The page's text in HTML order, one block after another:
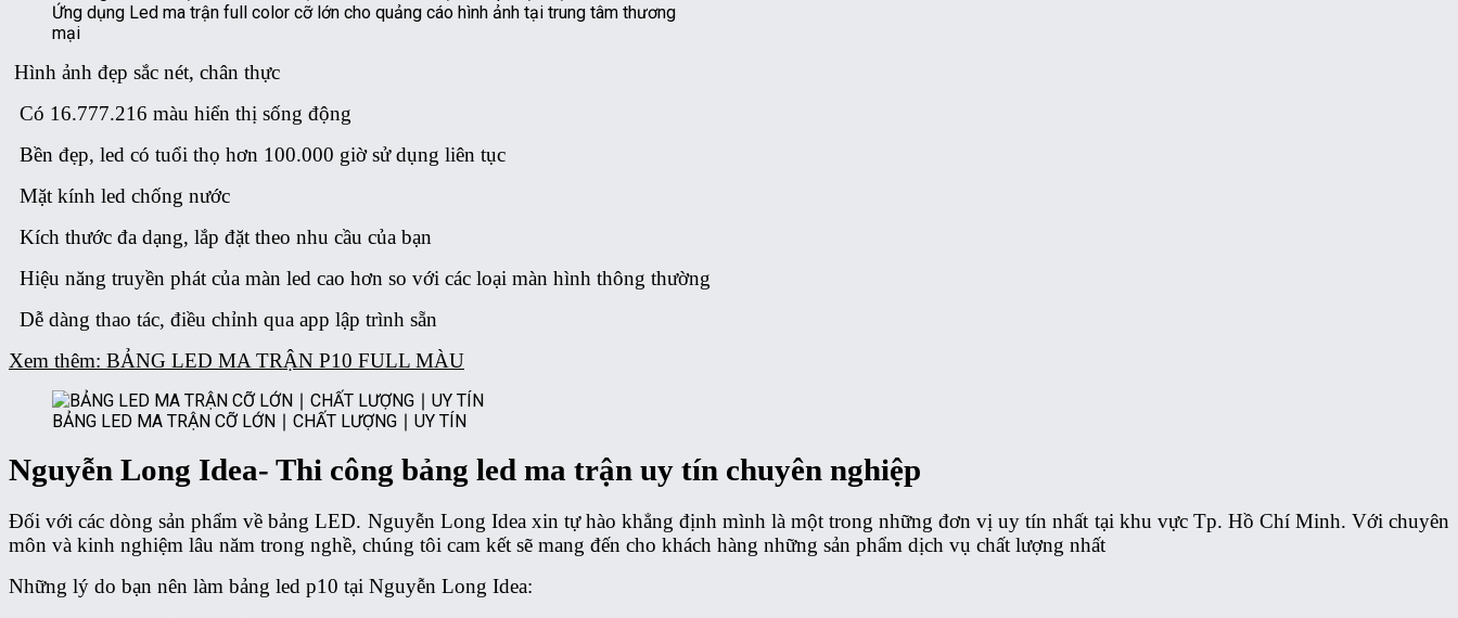
Ứng dụng Led ma trận full color cỡ lớn cho quảng cáo hình ảnh tại trung tâm thương
mại
Hình ảnh đẹp sắc nét, chân thực
Có 16.777.216 màu hiển thị sống động
Bền đẹp, led có tuổi thọ hơn 100.000 giờ sử dụng liên tục
Mặt kính led chống nước
Kích thước đa dạng, lắp đặt theo nhu cầu của bạn
Hiệu năng truyền phát của màn led cao hơn so với các loại màn hình thông thường
Dễ dàng thao tác, điều chỉnh qua app lập trình sẵn
Xem thêm: BẢNG LED MA TRẬN P10 FULL MÀU
BẢNG LED MA TRẬN CỠ LỚN ∣ CHẤT LƯỢNG ∣ UY TÍN
Nguyễn Long Idea- Thi công bảng led ma trận uy tín chuyên nghiệp
Đối với các dòng sản phẩm về bảng LED. Nguyễn Long Idea xin tự hào khẳng định mình là một trong những đơn vị uy tín nhất tại khu vực Tp. Hồ Chí Minh. Với chuyên
môn và kinh nghiệm lâu năm trong nghề, chúng tôi cam kết sẽ mang đến cho khách hàng những sản phẩm dịch vụ chất lượng nhất
Những lý do bạn nên làm bảng led p10 tại Nguyễn Long Idea: